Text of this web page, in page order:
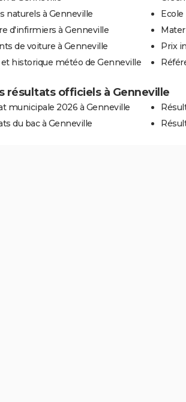
naturels à Genneville
d'infirmiers à Genneville
de voiture à Genneville
historique météo de Genneville
Prix
résultats officiels à Genneville
municipale 2026 à Genneville
du bac à Genneville